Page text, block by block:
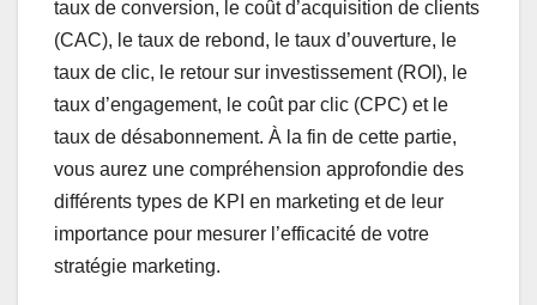
taux de conversion, le coût d’acquisition de clients
(CAC), le taux de rebond, le taux d’ouverture, le
taux de clic, le retour sur investissement (ROI), le
taux d’engagement, le coût par clic (CPC) et le
taux de désabonnement. À la fin de cette partie,
vous aurez une compréhension approfondie des
différents types de KPI en marketing et de leur
importance pour mesurer l’efficacité de votre
stratégie marketing.